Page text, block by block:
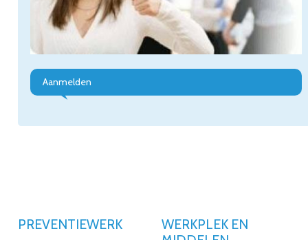
Aanmelden
PREVENTIEWERK
WERKPLEK EN